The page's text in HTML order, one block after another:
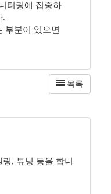
터링에 집중하
.
부분이 있으면
목록
, 튜닝 등을 합니